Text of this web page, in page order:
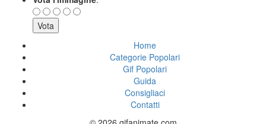
Home
Categorie Popolari
Gif Popolari
Guida
Consigliaci
Contatti